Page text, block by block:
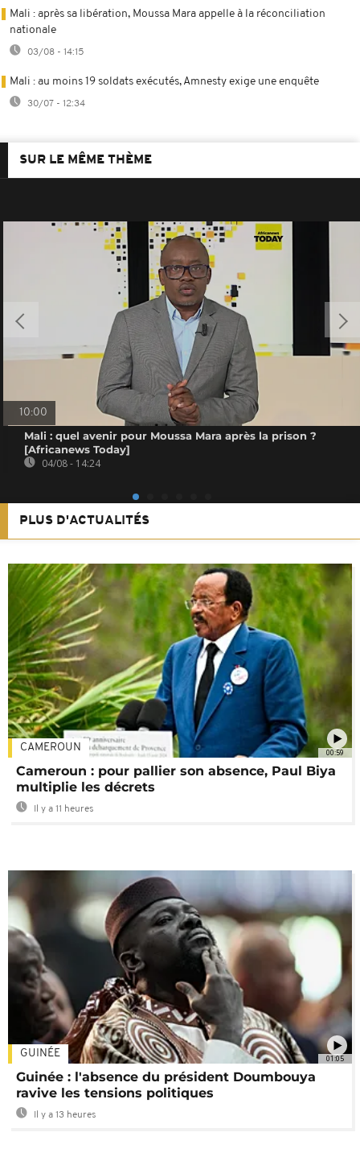
Mali : après sa libération, Moussa Mara appelle à la réconciliation
nationale
03/08 - 14:15
Mali : au moins 19 soldats exécutés, Amnesty exige une enquête
30/07 - 12:34
SUR LE MÊME THÈME
10:00
Mali : quel avenir pour Moussa Mara après la prison ?
[Africanews Today]
04/08 - 14:24
PLUS D'ACTUALITÉS
00:59
CAMEROUN
Cameroun : pour pallier son absence, Paul Biya
multiplie les décrets
Il y a 11 heures
01:05
GUINÉE
Guinée : l'absence du président Doumbouya
ravive les tensions politiques
Il y a 13 heures